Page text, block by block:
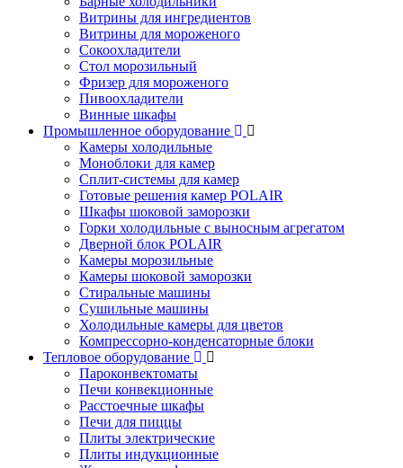
Витрины для ингредиентов
Витрины для мороженого
Сокоохладители
Стол морозильный
Фризер для мороженого
Пивоохладители
Винные шкафы
Промышленное оборудование
Камеры холодильные
Моноблоки для камер
Сплит-системы для камер
Готовые решения камер POLAIR
Шкафы шоковой заморозки
Горки холодильные с выносным агрегатом
Дверной блок POLAIR
Камеры морозильные
Камеры шоковой заморозки
Стиральные машины
Сушильные машины
Холодильные камеры для цветов
Компрессорно-конденсаторные блоки
Тепловое оборудование
Пароконвектоматы
Печи конвекционные
Расстоечные шкафы
Печи для пиццы
Плиты электрические
Плиты индукционные